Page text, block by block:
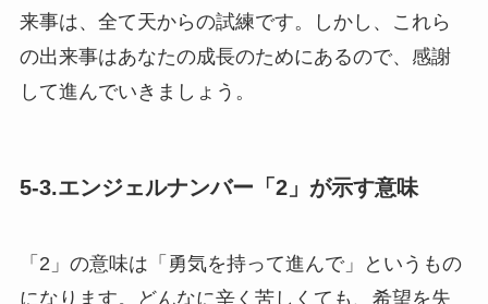
来事は、全て天からの試練です。しかし、これら
の出来事はあなたの成長のためにあるので、感謝
して進んでいきましょう。
5-3.エンジェルナンバー「2」が示す意味
「2」の意味は「勇気を持って進んで」というもの
になります。どんなに辛く苦しくても、希望を失